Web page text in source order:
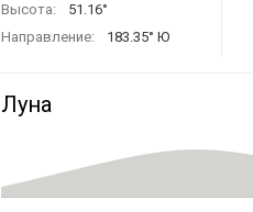
Высота:
51.16°
Направление:
183.36° Ю
Луна